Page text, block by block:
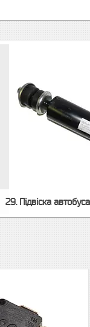
29. Підвіска автобуса